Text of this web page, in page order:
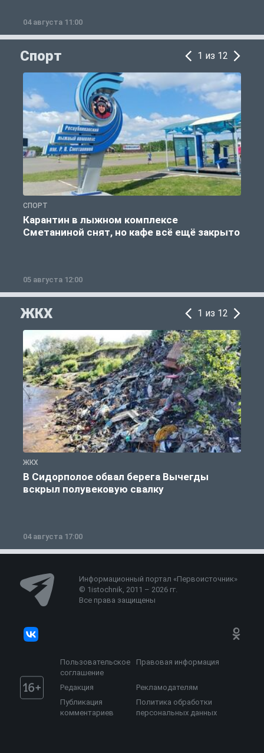
04 августа 11:00
Спорт 1 из 12
СПОРТ
Карантин в лыжном комплексе
Сметаниной снят, но кафе всё ещё закрыто
05 августа 12:00
ЖКХ 1 из 12
ЖКХ
В Сидорполое обвал берега Вычегды
вскрыл полувековую свалку
04 августа 17:00
Информационный портал «Первоисточник»
© 1istochnik, 2011 – 2026 гг.
Все права защищены
Пользовательское
соглашение
Правовая информация
Редакция
Рекламодателям
Публикация
комментариев
Политика обработки
персональных данных